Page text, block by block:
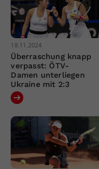
18.11.2024
Überraschung knapp
verpasst: ÖTV-
Damen unterliegen
Ukraine mit 2:3